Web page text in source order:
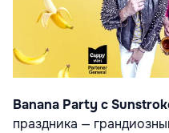
Banana Party с
праздника —